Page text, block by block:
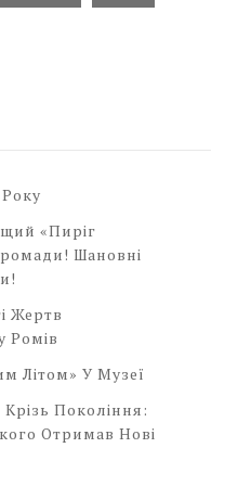
«Пиріг
Шановні
Жертв
Ромів
Літом» У Музеї
Покоління:
Отримав Нові